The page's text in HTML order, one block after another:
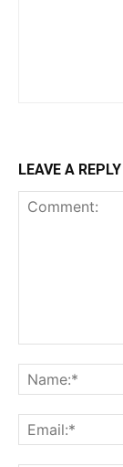
LEAVE A REPLY